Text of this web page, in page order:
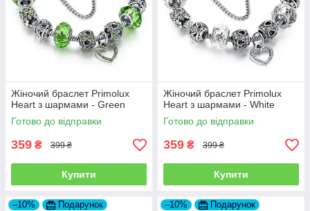
Жіночий браслет Primolux
Heart з шармами - Green
Готово до відправки
359 ₴ 399 ₴
Купити
Жіночий браслет Primolux
Heart з шармами - White
Готово до відправки
359 ₴ 399 ₴
Купити
–10% Подарунок –10% Подарунок